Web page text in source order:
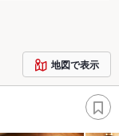
地図で表示